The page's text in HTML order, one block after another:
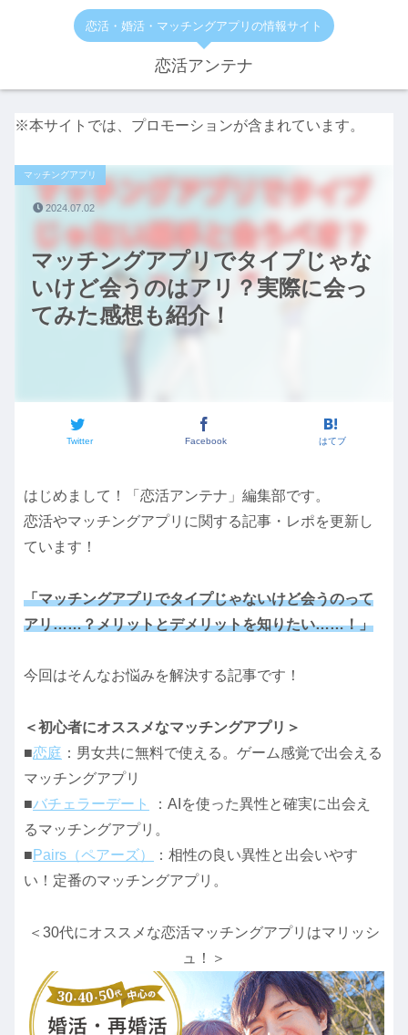
恋活・婚活・マッチングアプリの情報サイト
恋活アンテナ
※本サイトでは、プロモーションが含まれています。
マッチングアプリでタイプじゃな
いけど会うのはアリ？実際に会っ
てみた感想も紹介！
マッチングアプリ
Twitter Facebook はてブ
2024.07.02
はじめまして！「恋活アンテナ」編集部です。
恋活やマッチングアプリに関する記事・レポを更新し
ています！
「マッチングアプリでタイプじゃないけど会うのって
アリ……？メリットとデメリットを知りたい……！」
今回はそんなお悩みを解決する記事です！
＜初心者にオススメなマッチングアプリ＞
■恋庭 ：男女共に無料で使える。ゲーム感覚で出会える
マッチングアプリ
■バチェラーデート
：AIを使った異性と確実に出会え
るマッチングアプリ。
■ Pairs（ペアーズ）
：相性の良い異性と出会いやす
い！定番のマッチングアプリ。
＜30代にオススメな恋活マッチングアプリはマリッシ
ュ！＞